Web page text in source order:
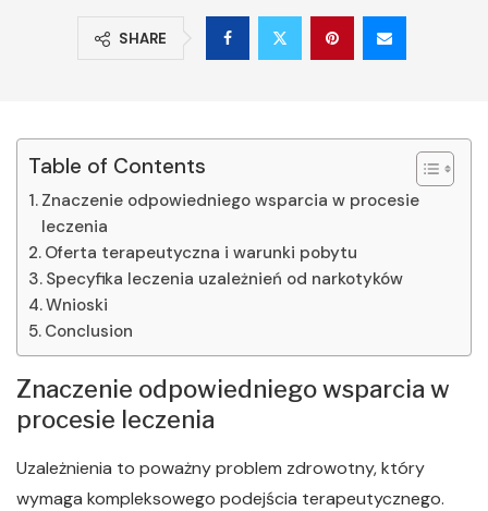
SHARE
Table of Contents
Znaczenie odpowiedniego wsparcia w procesie
leczenia
Oferta terapeutyczna i warunki pobytu
Specyfika leczenia uzależnień od narkotyków
Wnioski
Conclusion
Znaczenie odpowiedniego wsparcia w
procesie leczenia
Uzależnienia to poważny problem zdrowotny, który
wymaga kompleksowego podejścia terapeutycznego.